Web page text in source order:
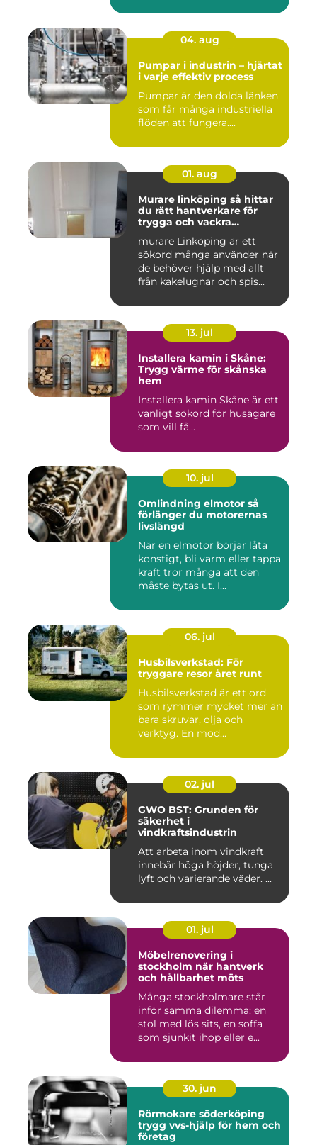
04. aug
Pumpar i industrin – hjärtat
i varje effektiv process
Pumpar är den dolda länken
som får många industriella
flöden att fungera....
01. aug
Murare linköping så hittar
du rätt hantverkare för
trygga och vackra
murare Linköping är ett
sökord många använder när
de behöver hjälp med allt
från kakelugnar och spis...
13. jul
Installera kamin i Skåne:
Trygg värme för skånska
hem
Installera kamin Skåne är ett
vanligt sökord för husägare
som vill få...
10. jul
Omlindning elmotor så
förlänger du motorernas
livslängd
När en elmotor börjar låta
konstigt, bli varm eller tappa
kraft tror många att den
måste bytas ut. I...
06. jul
Husbilsverkstad: För
tryggare resor året runt
Husbilsverkstad är ett ord
som rymmer mycket mer än
bara skruvar, olja och
verktyg. En mod...
02. jul
GWO BST: Grunden för
säkerhet i
vindkraftsindustrin
Att arbeta inom vindkraft
innebär höga höjder, tunga
lyft och varierande väder. ...
01. jul
Möbelrenovering i
stockholm när hantverk
och hållbarhet möts
Många stockholmare står
inför samma dilemma: en
stol med lös sits, en soffa
som sjunkit ihop eller e...
30. jun
Rörmokare söderköping
trygg vvs-hjälp för hem och
företag